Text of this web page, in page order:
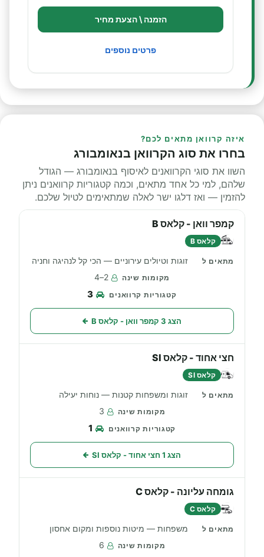
הזמנה \ הצעת מחיר
פרטים נוספים
איזה קרוואן מתאים לכם?
בחרו את סוג הקרוואן בנאומבורג
השוו את סוגי הקרוואנים לאיסוף בנאומבורג — הגודל
שלהם, למי כל אחד מתאים, וכמה קטגוריות קרוואנים ניתן
להזמין — ואז דלגו ישר לאלה שמתאימים לטיול שלכם.
קמפר וואן - קלאס B
קלאס B
זוגות וטיולים עירוניים — הכי קל לנהיגה וחניה
2–4
3
הצג 3 קמפר וואן - קלאס B
חצי אחוד - קלאס SI
קלאס SI
זוגות ומשפחות קטנות — נוחות יעילה
3
1
הצג 1 חצי אחוד - קלאס SI
גומחה עליונה - קלאס C
קלאס C
משפחות — מיטות נוספות ומקום אחסון
6